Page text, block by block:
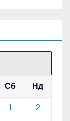
Сб Нд
1 2